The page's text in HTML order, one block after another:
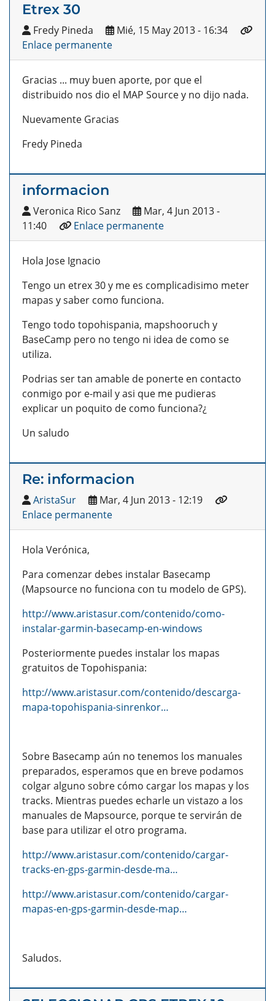
Etrex 30
Fredy Pineda
Mié, 15 May 2013 - 16:34
Enlace permanente
Gracias ... muy buen aporte, por que el
distribuido nos dio el MAP Source y no dijo nada.
Nuevamente Gracias
Fredy Pineda
informacion
Veronica Rico Sanz
Mar, 4 Jun 2013 -
11:40
Enlace permanente
Hola Jose Ignacio
Tengo un etrex 30 y me es complicadisimo meter
mapas y saber como funciona.
Tengo todo topohispania, mapshooruch y
BaseCamp pero no tengo ni idea de como se
utiliza.
Podrias ser tan amable de ponerte en contacto
conmigo por e-mail y asi que me pudieras
explicar un poquito de como funciona?¿
Un saludo
Re: informacion
AristaSur
Mar, 4 Jun 2013 - 12:19
Enlace permanente
Hola Verónica,
Para comenzar debes instalar Basecamp
(Mapsource no funciona con tu modelo de GPS).
http://www.aristasur.com/contenido/como-
instalar-garmin-basecamp-en-windows
Posteriormente puedes instalar los mapas
gratuitos de Topohispania:
http://www.aristasur.com/contenido/descarga-
mapa-topohispania-sinrenkor…
Sobre Basecamp aún no tenemos los manuales
preparados, esperamos que en breve podamos
colgar alguno sobre cómo cargar los mapas y los
tracks. Mientras puedes echarle un vistazo a los
manuales de Mapsource, porque te servirán de
base para utilizar el otro programa.
http://www.aristasur.com/contenido/cargar-
tracks-en-gps-garmin-desde-ma…
http://www.aristasur.com/contenido/cargar-
mapas-en-gps-garmin-desde-map…
Saludos.